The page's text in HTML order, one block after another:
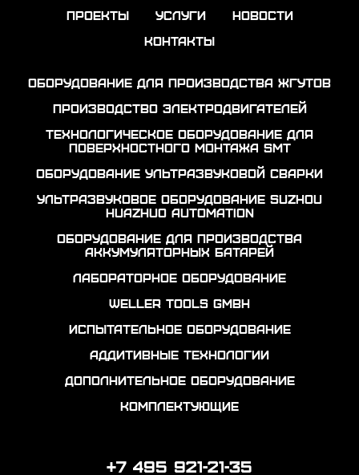
проекты
услуги
новости
контакты
Оборудование для производства жгутов
Производство электродвигателей
Технологическое оборудование для
поверхностного монтажа SMT
Оборудование ультразвуковой сварки
Ультразвуковое оборудование Suzhou
Huazhuo automation
Оборудование для производства
аккумуляторных батарей
Лабораторное оборудование
Weller Tools GmbH
Испытательное оборудование
Аддитивные технологии
Дополнительное оборудование
Комплектующие
+7 495 921-21-35